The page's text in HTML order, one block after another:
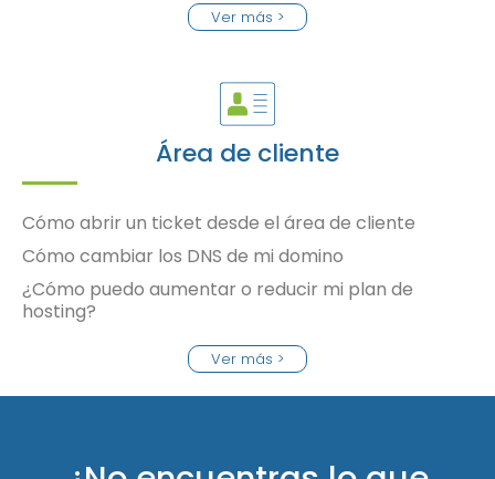
Ver más >
Área de cliente
Cómo abrir un ticket desde el área de cliente
Cómo cambiar los DNS de mi domino
¿Cómo puedo aumentar o reducir mi plan de
hosting?
Ver más >